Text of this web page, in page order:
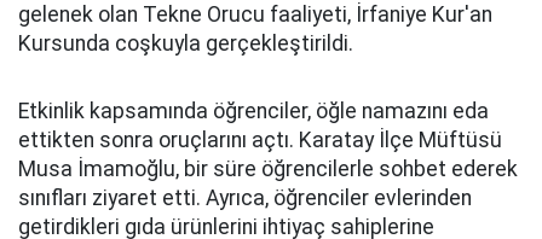
gelenek olan Tekne Orucu faaliyeti, İrfaniye Kur'an
Kursunda coşkuyla gerçekleştirildi.
Etkinlik kapsamında öğrenciler, öğle namazını eda
ettikten sonra oruçlarını açtı. Karatay İlçe Müftüsü
Musa İmamoğlu, bir süre öğrencilerle sohbet ederek
sınıfları ziyaret etti. Ayrıca, öğrenciler evlerinden
getirdikleri gıda ürünlerini ihtiyaç sahiplerine